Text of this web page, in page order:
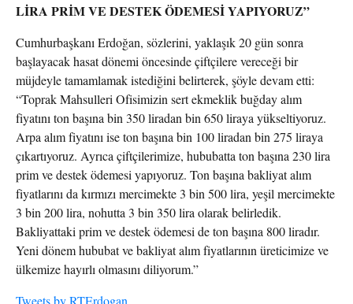
LİRA PRİM VE DESTEK ÖDEMESİ YAPIYORUZ”
Cumhurbaşkanı Erdoğan, sözlerini, yaklaşık 20 gün sonra
başlayacak hasat dönemi öncesinde çiftçilere vereceği bir
müjdeyle tamamlamak istediğini belirterek, şöyle devam etti:
“Toprak Mahsulleri Ofisimizin sert ekmeklik buğday alım
fiyatını ton başına bin 350 liradan bin 650 liraya yükseltiyoruz.
Arpa alım fiyatını ise ton başına bin 100 liradan bin 275 liraya
çıkartıyoruz. Ayrıca çiftçilerimize, hububatta ton başına 230 lira
prim ve destek ödemesi yapıyoruz. Ton başına bakliyat alım
fiyatlarını da kırmızı mercimekte 3 bin 500 lira, yeşil mercimekte
3 bin 200 lira, nohutta 3 bin 350 lira olarak belirledik.
Bakliyattaki prim ve destek ödemesi de ton başına 800 liradır.
Yeni dönem hububat ve bakliyat alım fiyatlarının üreticimize ve
ülkemize hayırlı olmasını diliyorum.”
Tweets by RTErdogan